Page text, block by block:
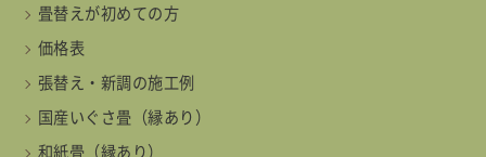
畳替えが初めての方
価格表
張替え・新調の施工例
国産いぐさ畳（縁あり）
和紙畳（縁あり）